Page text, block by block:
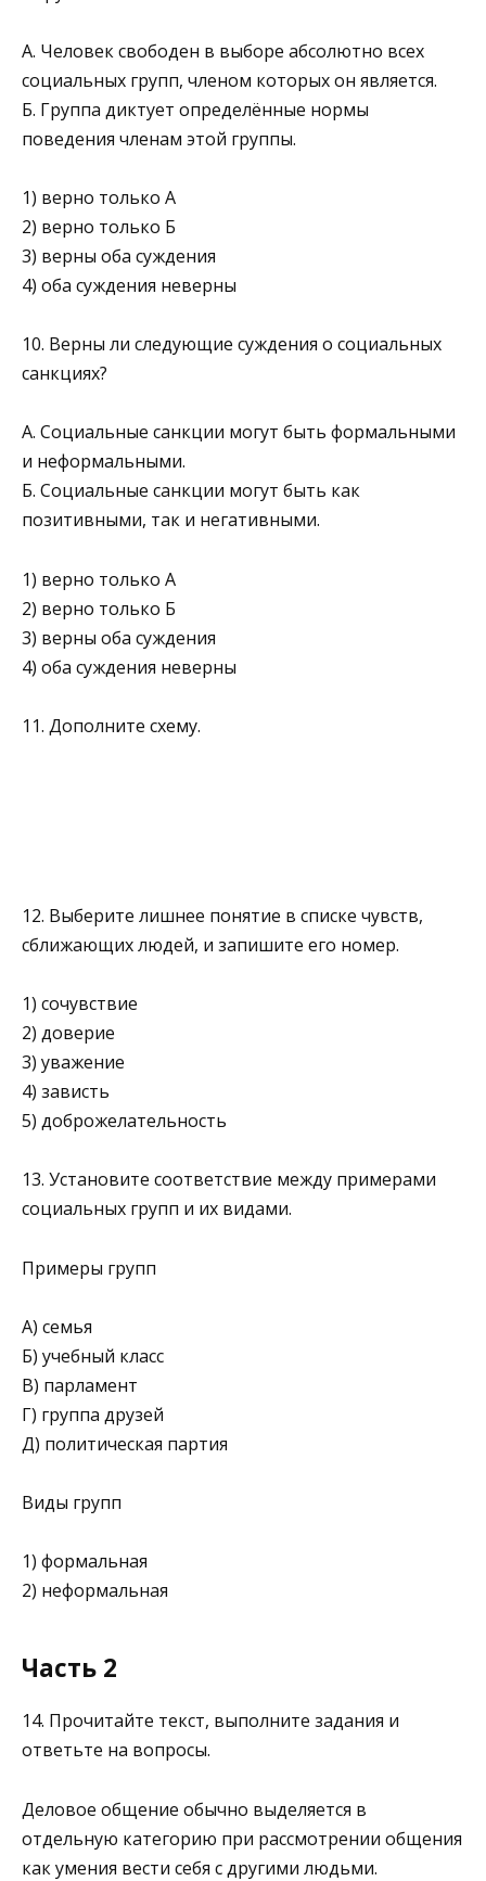
А. Человек свободен в выборе абсолютно всех
социальных групп, членом которых он является.
Б. Группа диктует определённые нормы
поведения членам этой группы.
1) верно только А
2) верно только Б
3) верны оба суждения
4) оба суждения неверны
10. Верны ли следующие суждения о социальных
санкциях?
А. Социальные санкции могут быть формальными
и неформальными.
Б. Социальные санкции могут быть как
позитивными, так и негативными.
1) верно только А
2) верно только Б
3) верны оба суждения
4) оба суждения неверны
11. Дополните схему.
12. Выберите лишнее понятие в списке чувств,
сближающих людей, и запишите его номер.
1) сочувствие
2) доверие
3) уважение
4) зависть
5) доброжелательность
13. Установите соответствие между примерами
социальных групп и их видами.
Примеры групп
A) семья
Б) учебный класс
B) парламент
Г) группа друзей
Д) политическая партия
Виды групп
1) формальная
2) неформальная
Часть 2
14. Прочитайте текст, выполните задания и
ответьте на вопросы.
Деловое общение обычно выделяется в
отдельную категорию при рассмотрении общения
как умения вести себя с другими людьми.